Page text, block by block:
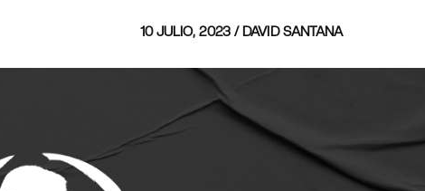
10 JULIO, 2023 / DAVID SANTANA